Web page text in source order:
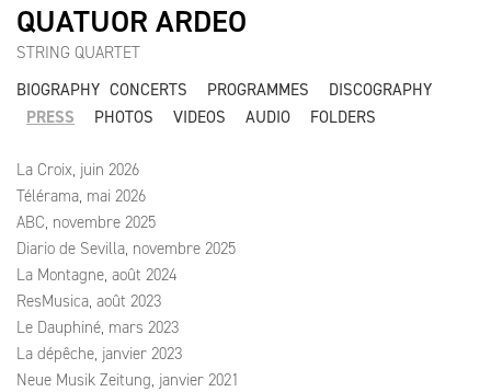
QUATUOR ARDEO
STRING QUARTET
BIOGRAPHY CONCERTS PROGRAMMES
DISCOGRAPHY
PRESS
PHOTOS VIDEOS AUDIO FOLDERS
La Croix, juin 2026
Télérama, mai 2026
ABC, novembre 2025
Diario de Sevilla, novembre 2025
La Montagne, août 2024
ResMusica, août 2023
Le Dauphiné, mars 2023
La dépêche, janvier 2023
Neue Musik Zeitung, janvier 2021